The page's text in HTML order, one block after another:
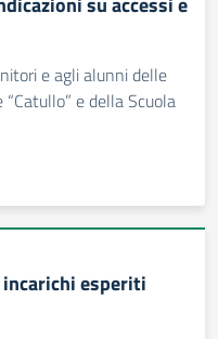
e agli alunni delle
e della Scuola
esperiti